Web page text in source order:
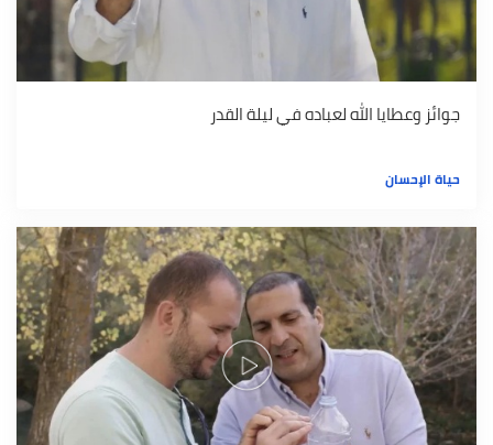
جوائز وعطايا الله لعباده في ليلة القدر
حياة الإحسان